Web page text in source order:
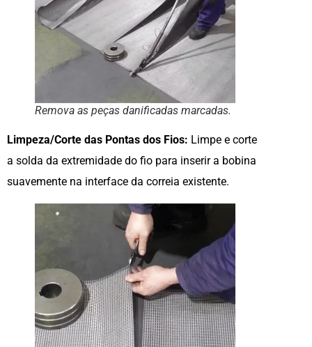
Remova as peças danificadas marcadas.
Limpeza/Corte das Pontas dos Fios: Limpe e corte
a solda da extremidade do fio para inserir a bobina
suavemente na interface da correia existente.